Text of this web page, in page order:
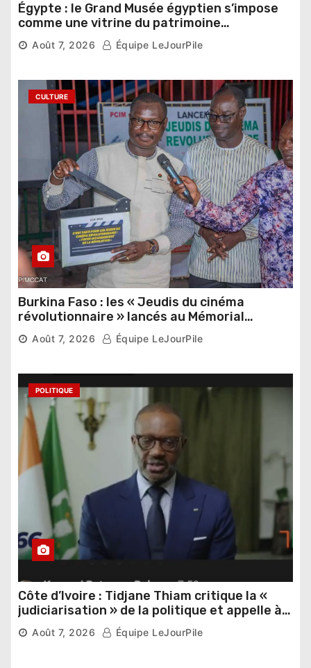
Égypte : le Grand Musée égyptien s’impose
comme une vitrine du patrimoine
pharaonique auprès des dirigeants
étrangers
Août 7, 2026 Équipe LeJourPile
CULTURE
Burkina Faso : les « Jeudis du cinéma
révolutionnaire » lancés au Mémorial
Thomas Sankara
Août 7, 2026 Équipe LeJourPile
POLITIQUE
Côte d’Ivoire : Tidjane Thiam critique la «
judiciarisation » de la politique et appelle à
poursuivre l’apaisement
Août 7, 2026 Équipe LeJourPile